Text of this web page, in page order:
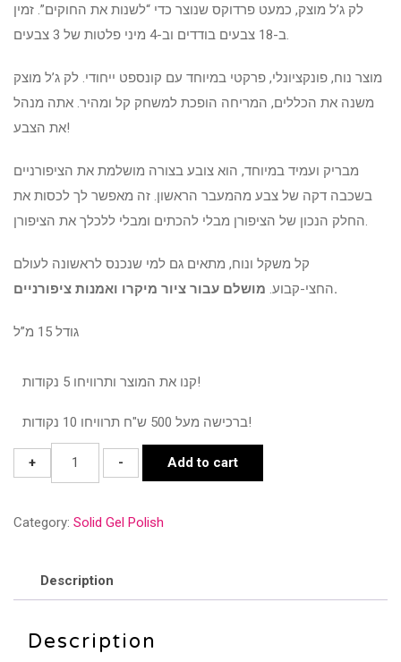
לק ג’ל מוצק, כמעט פרדוקס שנוצר כדי “לשנות את החוקים”. זמין
ב-18 צבעים בודדים וב-4 מיני פלטות של 3 צבעים.
מוצר נוח, פונקציונלי, פרקטי במיוחד עם קונספט ייחודי. לק ג’ל מוצק
משנה את הכללים, המריחה הופכת למשחק קל ומהיר. אתה מנהל
את הצבע!
מבריק ועמיד במיוחד, הוא צובע בצורה מושלמת את הציפורניים
בשכבה דקה של צבע מהמעבר הראשון. זה מאפשר לך לכסות את
החלק הנכון של הציפורן מבלי להכתים ומבלי ללכלך את הציפורן.
קל משקל ונוח, מתאים גם למי שנכנס לראשונה לעולם
החצי-קבוע.מושלם עבור ציור מיקרו ואמנות ציפורניים.
גודל 15 מ”ל
קנו את המוצר ותרוויחו 5 נקודות!
ברכישה מעל 500 ש"ח תרוויחו 10 נקודות!
+
SOLID
GEL
-
quantity
- Add to cart
Category: Solid Gel Polish
Description
Description